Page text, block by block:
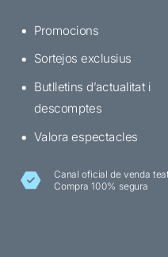
Promocions
Sortejos exclusius
Butlletins d’actualitat i
descomptes
Valora espectacles
Canal oficial de venda
Compra 100% segura